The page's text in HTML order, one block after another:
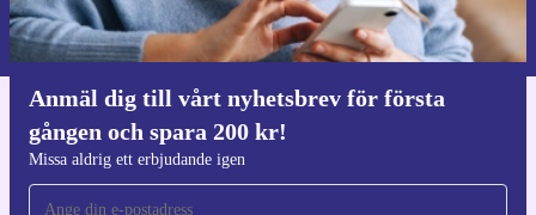
Anmäl dig till vårt nyhetsbrev för första
gången och spara 200 kr!
Missa aldrig ett erbjudande igen
Information om användningen av personuppgifter finns i vår
Integritetspolicy.
Ladda ner refurbed appen
För iOS och Android